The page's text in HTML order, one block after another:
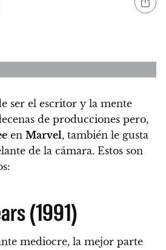
ser el escritor y la mente
de producciones pero,
en Marvel, también le gusta
de la cámara. Estos son
(1991)
mediocre, la mejor parte